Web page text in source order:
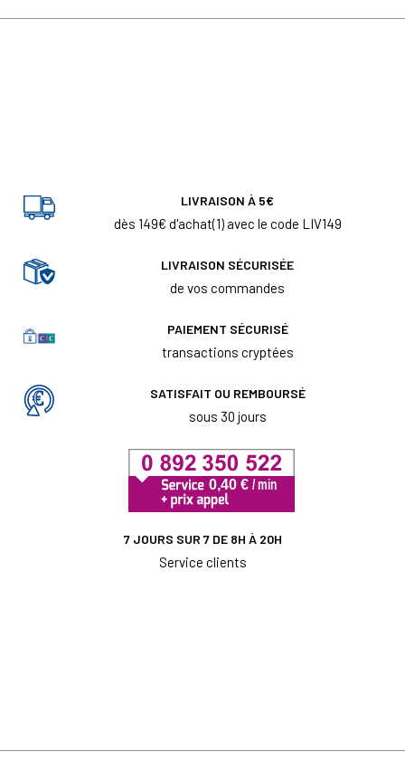
LIVRAISON À 5€
dès 149€ d'achat(1) avec le code LIV149
LIVRAISON SÉCURISÉE
de vos commandes
PAIEMENT SÉCURISÉ
transactions cryptées
SATISFAIT OU REMBOURSÉ
sous 30 jours
7 JOURS SUR 7 DE 8H À 20H
Service clients